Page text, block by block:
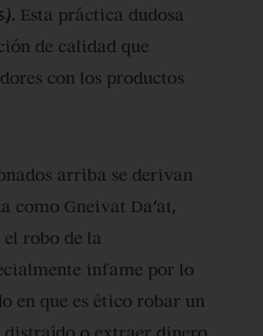
Esta práctica dudosa
de calidad que
con los productos
arriba se derivan
como Gneivat Da’at,
robo de la
infame por lo
en que es ético robar un